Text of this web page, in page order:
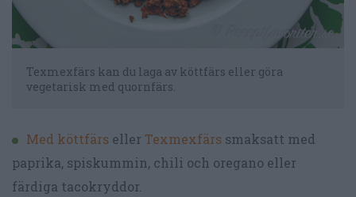
Texmexfärs kan du laga av köttfärs eller göra
vegetarisk med quornfärs.
Med köttfärs eller Texmexfärs smaksatt med
paprika, spiskummin, chili och oregano eller
färdiga tacokryddor.